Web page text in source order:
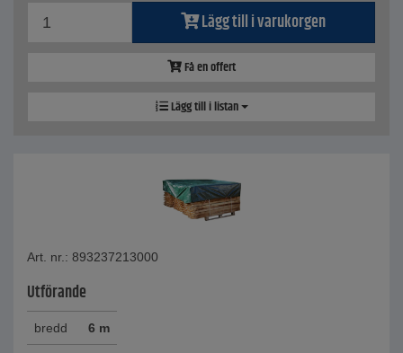
Lägg till i varukorgen
Få en offert
Lägg till i listan
Art. nr.: 893237213000
Utförande
bredd 6 m